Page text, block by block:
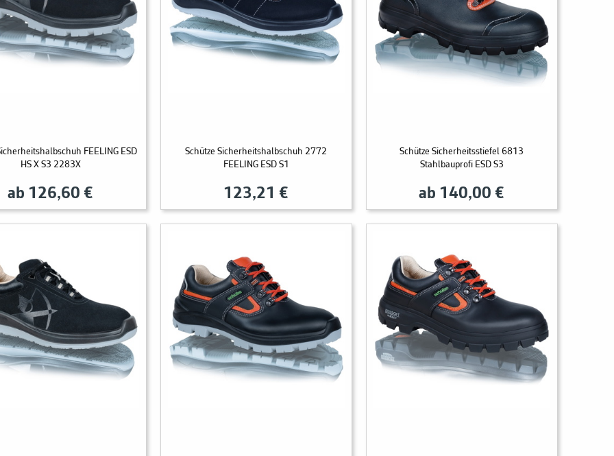
FEELING ESD
HS X S3 2283X
ab 126,60 €
Schütze Sicherheitshalbschuh 2772
FEELING ESD S1
123,21 €
Schütze Sicherheitsstiefel 6813
Stahlbauprofi ESD S3
ab 140,00 €